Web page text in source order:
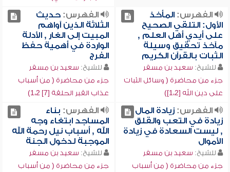
الفهرس:المأخذ
الأول: التلقي الصحيح
على أيدي أهل العلم ,
مآخذ تحقيق وسيلة
الثبات بالقرآن الكريم
للشيخ: سعيد بن مسفر
جزء من محاضرة ( وسائل الثبات
على دين الله [1،2])
الفهرس:حديث
الثلاثة الذين آواهم
المبيت إلى الغار , الأدلة
الواردة في أهمية حفظ
الفرج
للشيخ: سعيد بن مسفر
جزء من محاضرة ( من أسباب
عذاب القبر الحلقة [7] 1،2)
الفهرس:زيادة المال
زيادة في التعب والقلق
, ليست السعادة في زيادة
الأموال
للشيخ: سعيد بن مسفر
جزء من محاضرة ( من أسباب
الفهرس: بناء
المساجد ابتغاء وجه
الله , أسباب نيل رحمة الله
الموجبة لدخول الجنة
للشيخ: سعيد بن مسفر
جزء من محاضرة ( من أسباب